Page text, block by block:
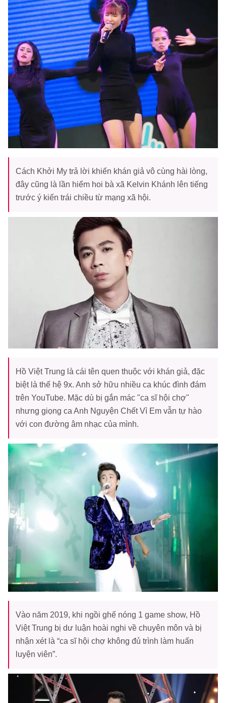
Cách Khởi My trả lời khiến khán giả vô cùng hài lòng,
đây cũng là lần hiếm hoi bà xã Kelvin Khánh lên tiếng
trước ý kiến trái chiều từ mạng xã hội.
Hồ Việt Trung là cái tên quen thuộc với khán giả, đặc
biệt là thế hệ 9x. Anh sở hữu nhiều ca khúc đình đám
trên YouTube. Mặc dù bị gắn mác "ca sĩ hội chợ"
nhưng giọng ca Anh Nguyện Chết Vì Em vẫn tự hào
với con đường âm nhạc của mình.
Vào năm 2019, khi ngồi ghế nóng 1 game show, Hồ
Việt Trung bị dư luận hoài nghi về chuyên môn và bị
nhận xét là “ca sĩ hội chợ không đủ trình làm huấn
luyện viên”.